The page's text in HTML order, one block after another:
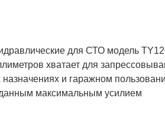
для СТО модель
хватает для
и гаражном
данным максимальным усилием